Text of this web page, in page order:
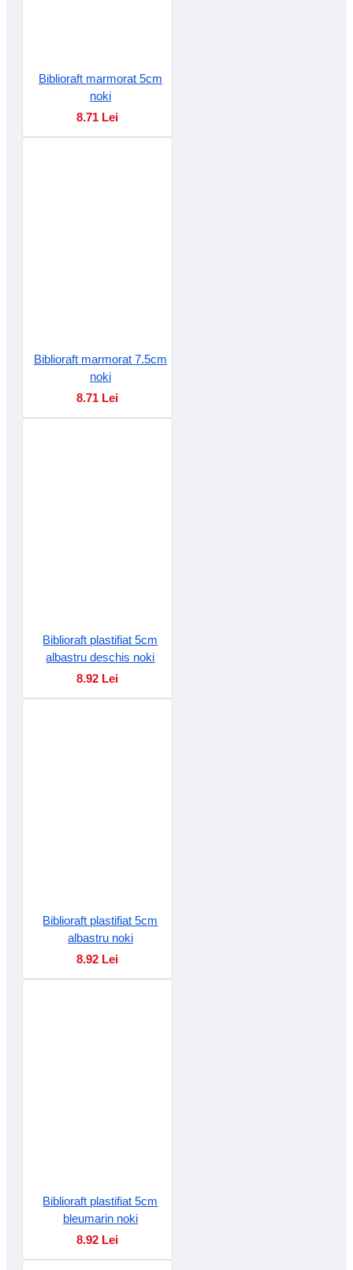
Biblioraft marmorat 5cm
noki
8.71 Lei
Biblioraft marmorat 7.5cm
noki
8.71 Lei
Biblioraft plastifiat 5cm
albastru deschis noki
8.92 Lei
Biblioraft plastifiat 5cm
albastru noki
8.92 Lei
Biblioraft plastifiat 5cm
bleumarin noki
8.92 Lei